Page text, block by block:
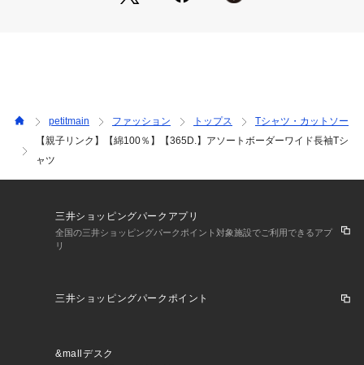
兄弟姉妹のおそろいはもちろん、家族みんなでリンクコーデを
違って見える場合が御座います 。
また、お客様のお使いのPCのモニター環境などにより色味が
違って見える場合が御座います。
予めご了承の上ご注文下さい。
【透け感】やや透ける
【生地の厚さ】普通
【伸縮性】あり
【アジャスター】なし
【 and D.petit main 】
petitmain ファッション トップス
Tシャツ・カットソー
【親子リンク】【綿100％】【365D.】アソートボーダーワイド長袖Tシ
ャツ
三井ショッピングパークアプリ
全国の三井ショッピングパークポイント対象施設でご利用できるアプ
リ
三井ショッピングパークポイント
&mallデスク